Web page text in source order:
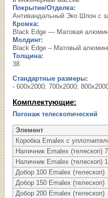
Покрытие/Отделка:
Антивандальный Эко Шпон с
Кромка:
Black Edge — Матовая
Молдинг:
Black Edge – Матовый
Толщина:
38
Стандартные размеры:
- 600х2000; 700х2000;
Комплектующие:
Погонаж телескопический
Элемент
Коробка Emalex с
Наличник Emalex (телескоп)
Наличник Emalex (телескоп)
Добор 100 Emalex (телескоп)
Добор 150 Emalex (телескоп)
Добор 200 Emalex (телескоп)